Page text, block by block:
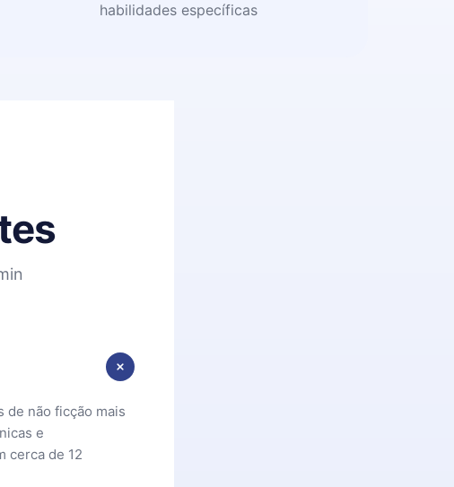
habilidades específicas
de não ficção mais
e
cerca de 12